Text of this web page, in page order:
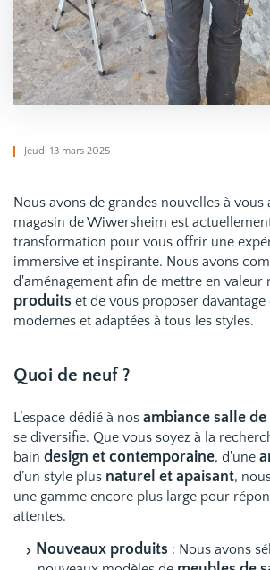
Jeudi 13 mars 2025
Nous avons de grandes nouvelles à
magasin de Wiwersheim est
transformation pour vous offrir une
immersive et inspirante. Nous avons
d'aménagement afin de mettre en valeur
produits et de vous proposer davantage
modernes et adaptées à tous les styles.
Quoi de neuf ?
L’espace dédié à nos ambiance salle de
se diversifie. Que vous soyez à la
bain design et contemporaine, d'une
d’un style plus naturel et apaisant,
une gamme encore plus large pour
attentes.
Nouveaux produits : Nous avons